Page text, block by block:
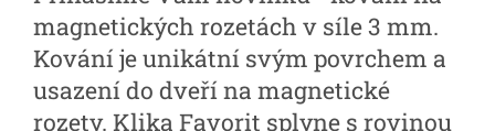
magnetických rozetách v síle 3 mm.
Kování je unikátní svým povrchem a
usazení do dveří na magnetické
rozety. Klika Favorit splyne s rovinou